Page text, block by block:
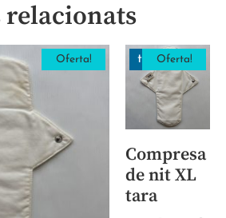
relacionats
Oferta! Oferta!
tara
Compresa
de nit XL
tara